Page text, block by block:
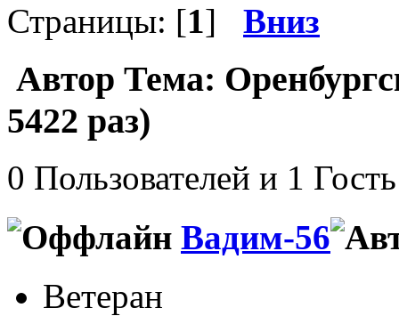
Страницы: [1] Вниз
Автор Тема:
5422 раз)
0 Пользователей и 1
Вадим-56
Ветеран